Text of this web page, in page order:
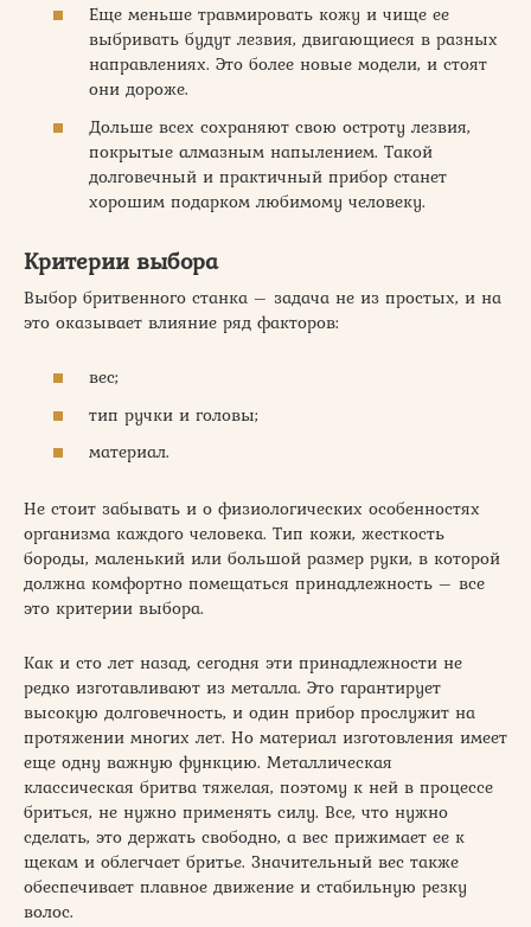
Еще меньше травмировать кожу и чище ее
выбривать будут лезвия, двигающиеся в разных
направлениях. Это более новые модели, и стоят
они дороже.
Дольше всех сохраняют свою остроту лезвия,
покрытые алмазным напылением. Такой
долговечный и практичный прибор станет
хорошим подарком любимому человеку.
Критерии выбора
Выбор бритвенного станка – задача не из простых, и на
это оказывает влияние ряд факторов:
вес;
тип ручки и головы;
материал.
Не стоит забывать и о физиологических особенностях
организма каждого человека. Тип кожи, жесткость
бороды, маленький или большой размер руки, в которой
должна комфортно помещаться принадлежность – все
это критерии выбора.
Как и сто лет назад, сегодня эти принадлежности не
редко изготавливают из металла. Это гарантирует
высокую долговечность, и один прибор прослужит на
протяжении многих лет. Но материал изготовления имеет
еще одну важную функцию. Металлическая
классическая бритва тяжелая, поэтому к ней в процессе
бриться, не нужно применять силу. Все, что нужно
сделать, это держать свободно, а вес прижимает ее к
щекам и облегчает бритье. Значительный вес также
обеспечивает плавное движение и стабильную резку
волос.